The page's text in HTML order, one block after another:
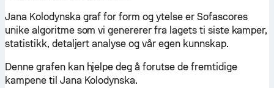
Jana Kolodynska graf for form og ytelse er Sofascores
unike algoritme som vi genererer fra lagets ti siste kamper,
statistikk, detaljert analyse og vår egen kunnskap.
Denne grafen kan hjelpe deg å forutse de fremtidige
kampene til Jana Kolodynska.